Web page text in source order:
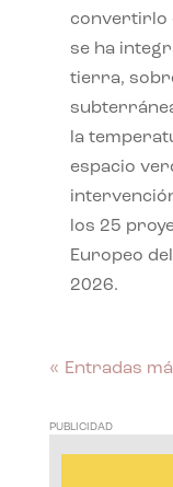
convertirlo
se ha
tierra,
la
espacio
los 25
Europeo
2026.
« Entradas
PUBLICIDAD